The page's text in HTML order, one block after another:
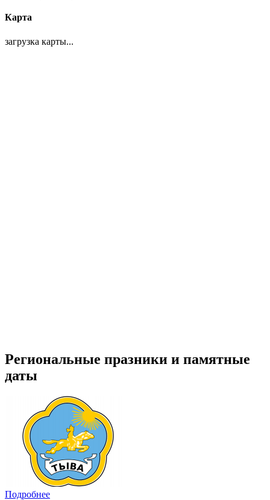
Карта
загрузка карты...
Региональные празники и памятные
даты
Подробнее